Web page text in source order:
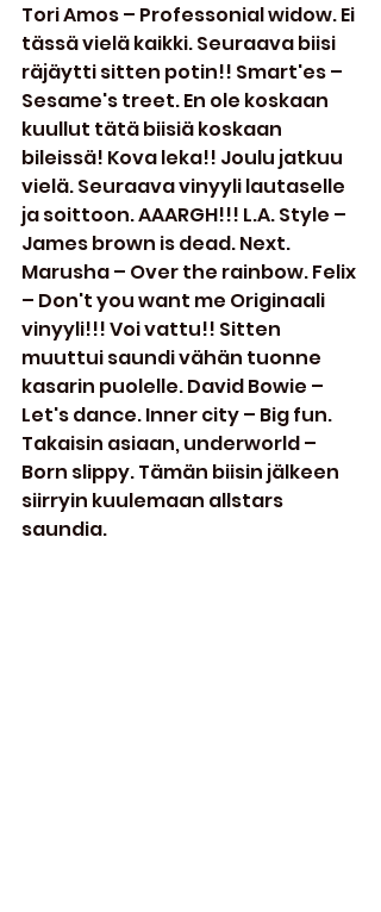
Tori Amos – Professonial widow. Ei
tässä vielä kaikki. Seuraava biisi
räjäytti sitten potin!! Smart'es –
Sesame's treet. En ole koskaan
kuullut tätä biisiä koskaan
bileissä! Kova leka!! Joulu jatkuu
vielä. Seuraava vinyyli lautaselle
ja soittoon. AAARGH!!! L.A. Style –
James brown is dead. Next.
Marusha – Over the rainbow. Felix
– Don't you want me Originaali
vinyyli!!! Voi vattu!! Sitten
muuttui saundi vähän tuonne
kasarin puolelle. David Bowie –
Let's dance. Inner city – Big fun.
Takaisin asiaan, underworld –
Born slippy. Tämän biisin jälkeen
siirryin kuulemaan allstars
saundia.